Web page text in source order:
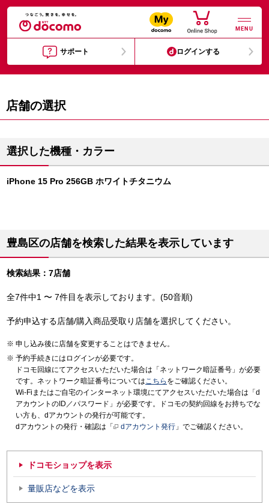
MENU
サポート ログインする
店舗の選択
選択した機種・カラー
iPhone 15 Pro 256GB ホワイトチタニウム
豊島区の店舗を検索した結果を表示しています
検索結果：7店舗
全7件中1 〜 7件目を表示しております。(50音順)
予約申込する店舗/購入商品受取り店舗を選択してください。
申し込み後に店舗を変更することはできません。
予約手続きにはログインが必要です。
ドコモ回線にてアクセスいただいた場合は「ネットワーク暗証番号」が必要
です。ネットワーク暗証番号についてはこちら をご確認ください。
Wi-Fiまたはご自宅のインターネット環境にてアクセスいただいた場合は「d
アカウントのID／パスワード」が必要です。ドコモの契約回線をお持ちでな
い方も、dアカウントの発行が可能です。
dアカウントの発行・確認は「
dアカウント発行 」でご確認ください。
ドコモショップを表示
量販店などを表示